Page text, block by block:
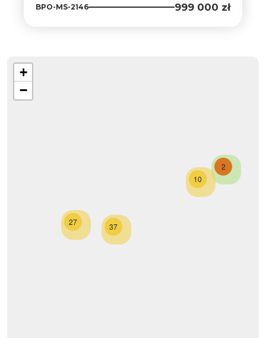
BPO-MS-2146 999 000 zł
2
10
37
27
+
−